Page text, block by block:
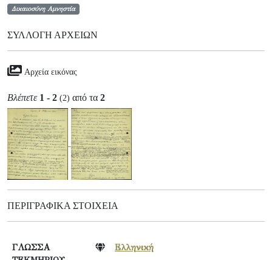
Δικαιοσύνη Αμνηστία
ΣΥΛΛΟΓΉ ΑΡΧΕΊΩΝ
Αρχεία εικόνας
Βλέπετε 1 - 2 (2) από τα 2
ΠΕΡΙΓΡΑΦΙΚΆ ΣΤΟΙΧΕΊΑ
ΓΛΩΣΣΑ
Ελληνική